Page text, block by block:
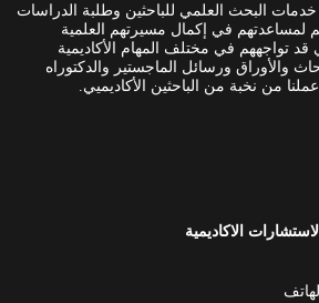
البحث العلمي للباحثين وطلبة الدراسات
لمساعدتهم في إكمال مسيرتهم العلمية
قد تواجههم في مختلف المهام الأكاديمية
والأوراق ورسائل الماجستير والدكتوراه
من نخبة من الباحثين الأكاديميي.
الاكاديمية